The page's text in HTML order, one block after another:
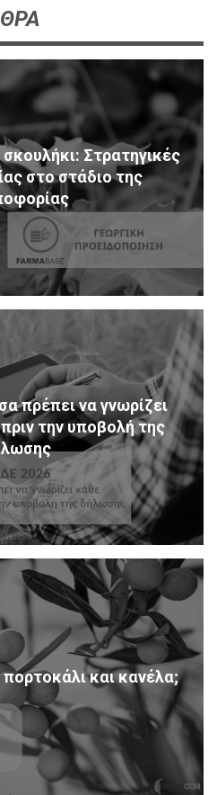
Στρατηγικές
στο στάδιο της
πρέπει να γνωρίζει
την υποβολή της
και κανέλα;